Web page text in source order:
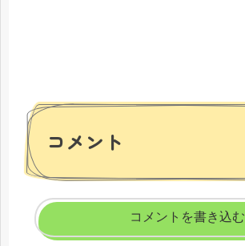
コメント
コメントを書き込む